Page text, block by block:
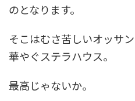
のとなります。
そこはむさ苦しいオッサ
華やぐステラハウス。
最高じゃないか。